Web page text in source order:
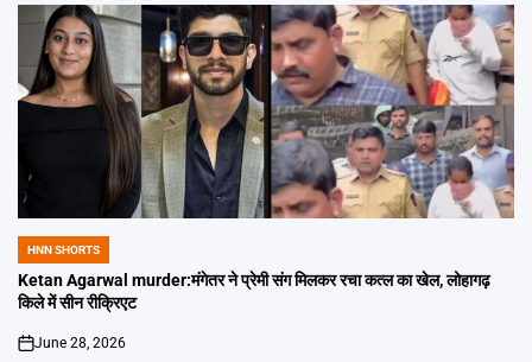
POSTED
IN
HNN SHORTS
Ketan Agarwal murder:मंगेतर ने प्रेमी संग मिलकर रचा कत्ल का खेल, लोहागढ़
किले में सीन रीक्रिएट
on
June 28, 2026